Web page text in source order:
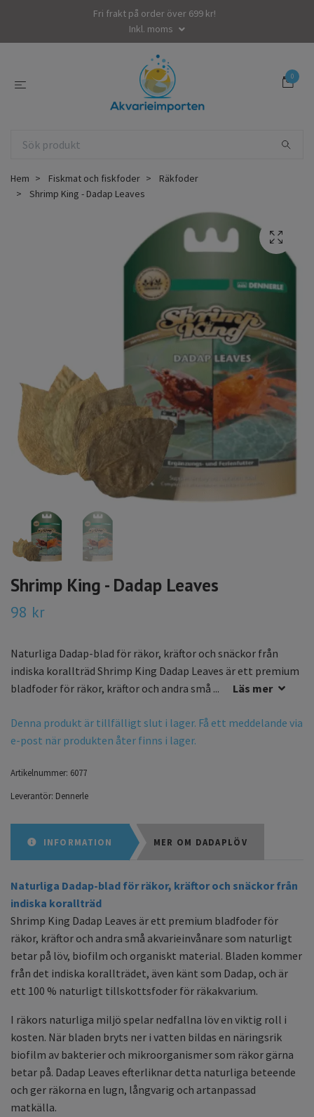
Fri frakt på order över 699 kr!
Inkl. moms
0
Hem Fiskmat och fiskfoder
Räkfoder
Shrimp King - Dadap Leaves
Shrimp King - Dadap Leaves
98 kr
Naturliga Dadap-blad för räkor, kräftor och snäckor från
indiska korallträd Shrimp King Dadap Leaves är ett premium
bladfoder för räkor, kräftor och andra små ...
Läs mer
Denna produkt är tillfälligt slut i lager. Få ett meddelande via
e-post när produkten åter finns i lager.
Artikelnummer: 6077
Leverantör: Dennerle
INFORMATION MER OM DADAPLÖV
Naturliga Dadap-blad för räkor, kräftor och snäckor från
indiska korallträd
Shrimp King Dadap Leaves är ett premium bladfoder för
räkor, kräftor och andra små akvarieinvånare som naturligt
betar på löv, biofilm och organiskt material. Bladen kommer
från det indiska korallträdet, även känt som Dadap, och är
ett 100 % naturligt tillskottsfoder för räkakvarium.
I räkors naturliga miljö spelar nedfallna löv en viktig roll i
kosten. När bladen bryts ner i vatten bildas en näringsrik
biofilm av bakterier och mikroorganismer som räkor gärna
betar på. Dadap Leaves efterliknar detta naturliga beteende
och ger räkorna en lugn, långvarig och artanpassad
matkälla.